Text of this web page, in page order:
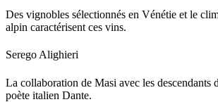
Des vignobles sélectionnés en Vénétie et le
alpin caractérisent ces vins.
Serego Alighieri
La collaboration de Masi avec les descendants
poète italien Dante.